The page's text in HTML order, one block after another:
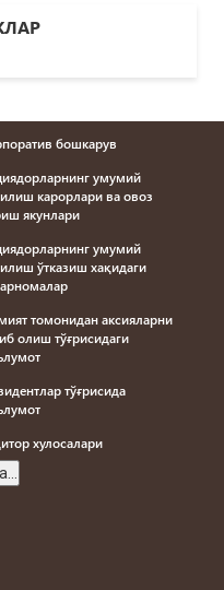
бошкарув
умумий
карорлари ва овоз
якунлари
умумий
ўтказиш хақидаги
томонидан аксияларни
олиш тўғрисидаги
тўғрисида
хулосалари